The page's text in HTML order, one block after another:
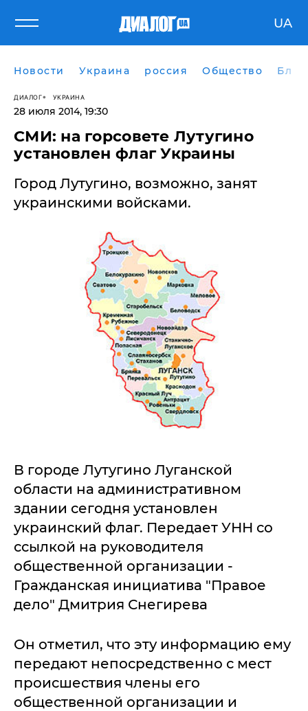
UA
Новости Украина россия Общество
ДИАЛОГ УКРАИНА
28 июля 2014, 19:30
СМИ: на горсовете Лутугино
установлен флаг Украины
Город Лутугино, возможно, занят
украинскими войсками.
В городе Лутугино Луганской
области на административном
здании сегодня установлен
украинский флаг. Передает УНН со
ссылкой на руководителя
общественной организации -
Гражданская инициатива "Правое
дело" Дмитрия Снегирева
Он отметил, что эту информацию ему
передают непосредственно с мест
происшествия члены его
общественной организации и